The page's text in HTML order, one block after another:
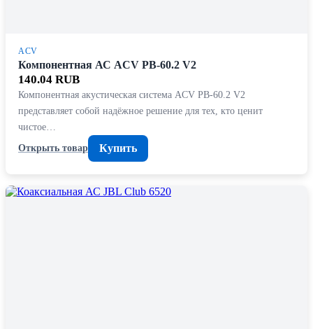
ACV
Компонентная АС ACV PB-60.2 V2
140.04 RUB
Компонентная акустическая система ACV PB-60.2 V2
представляет собой надёжное решение для тех, кто ценит
чистое…
Открыть товар
Купить